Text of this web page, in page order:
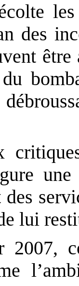
des
lui
2007,